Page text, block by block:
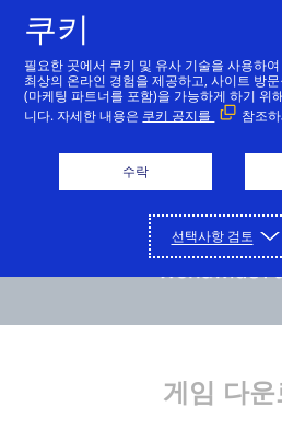
게임 다운
쿠키
필요한 곳에서 쿠키 및 유사 기술을 사용하
최상의 온라인 경험을 제공하고, 사이트 방
(마케팅 파트너를 포함)을 가능하게 하기 위
니다. 자세한 내용은 쿠키 공지를 참조
수락
선택사항 검토